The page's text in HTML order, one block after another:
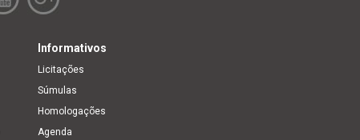
Informativos
Licitações
Súmulas
Homologações
Agenda